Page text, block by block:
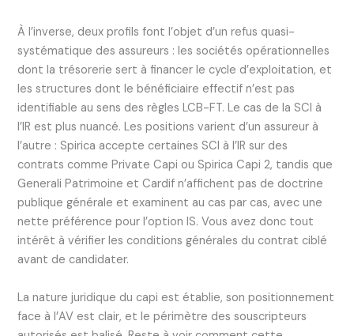
À l’inverse, deux profils font l’objet d’un refus quasi-
systématique des assureurs : les sociétés opérationnelles
dont la trésorerie sert à financer le cycle d’exploitation, et
les structures dont le bénéficiaire effectif n’est pas
identifiable au sens des règles LCB-FT. Le cas de la SCI à
l’IR est plus nuancé. Les positions varient d’un assureur à
l’autre : Spirica accepte certaines SCI à l’IR sur des
contrats comme Private Capi ou Spirica Capi 2, tandis que
Generali Patrimoine et Cardif n’affichent pas de doctrine
publique générale et examinent au cas par cas, avec une
nette préférence pour l’option IS. Vous avez donc tout
intérêt à vérifier les conditions générales du contrat ciblé
avant de candidater.
La nature juridique du capi est établie, son positionnement
face à l’AV est clair, et le périmètre des souscripteurs